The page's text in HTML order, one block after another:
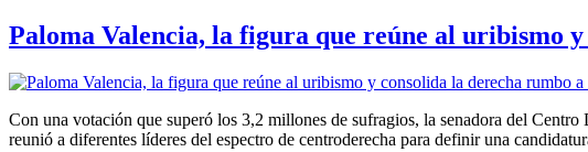
Paloma Valencia, la figura que reúne al uribismo
Con una votación que superó los 3,2 millones de sufragios, la senadora del
reunió a diferentes líderes del espectro de centroderecha para definir una